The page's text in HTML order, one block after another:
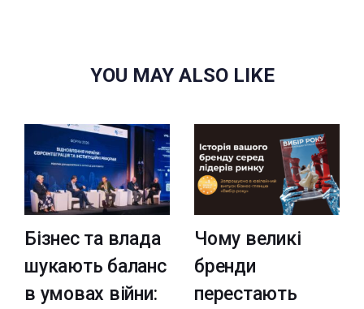
YOU MAY ALSO LIKE
Бізнес та влада
шукають баланс
в умовах війни:
Чому великі
бренди
перестають